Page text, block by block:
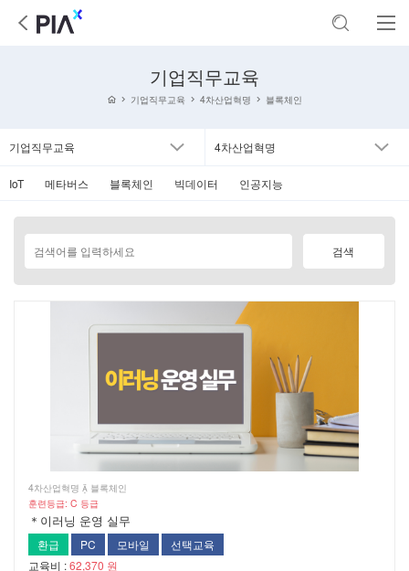
기업직무교육
기업직무교육 4차산업혁명 블록체인
기업직무교육 4차산업혁명
IoT 메타버스 블록체인 빅데이터 인공지능
4차산업혁명  블록체인
훈련등급: C 등급
＊이러닝 운영 실무
환급 PC 모바일
선택교육
교육비 :62,370 원